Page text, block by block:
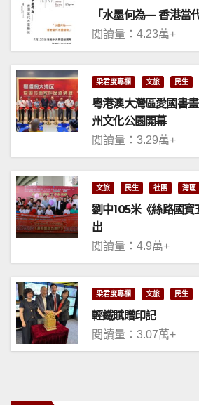
「水墨何為— 香港當
閱讀量：4.23萬+
梁君度專欄 文旅 民生
粵港澳大灣區愛國書
州文化公園開幕
閱讀量：3.29萬+
文旅 民生 社團 灣區
劉中105米《絲路國寶
出
閱讀量：4.9萬+
梁君度專欄 文旅 民生
輕鐵賦贈印記
閱讀量：3.07萬+